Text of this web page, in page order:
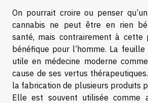
On pourrait croire ou penser
cannabis ne peut être en rien
santé, mais contrairement à cette
bénéfique pour l’homme. La
utile en médecine moderne
cause de ses vertus
la fabrication de plusieurs produits
Elle est souvent utilisée comme